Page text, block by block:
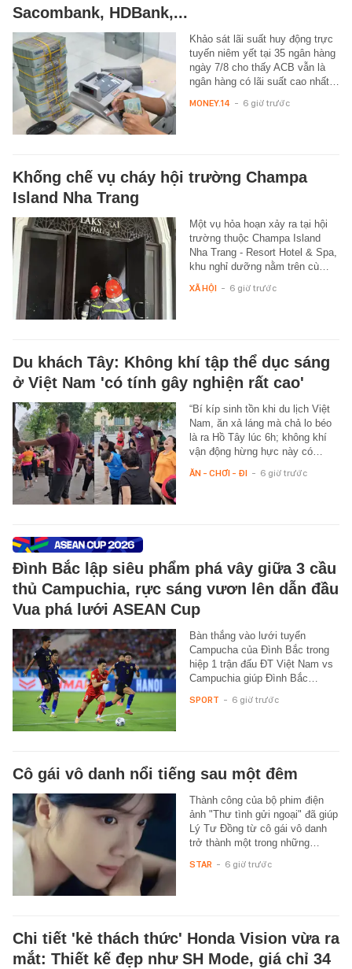
Sacombank, HDBank,...
Khảo sát lãi suất huy động trực
tuyến niêm yết tại 35 ngân hàng
ngày 7/8 cho thấy ACB vẫn là
ngân hàng có lãi suất cao nhất…
MONEY.14 - 6 giờ trước
Khống chế vụ cháy hội trường Champa
Island Nha Trang
Một vụ hỏa hoạn xảy ra tại hội
trường thuộc Champa Island
Nha Trang - Resort Hotel & Spa,
khu nghỉ dưỡng nằm trên cù…
XÃ HỘI - 6 giờ trước
Du khách Tây: Không khí tập thể dục sáng
ở Việt Nam 'có tính gây nghiện rất cao'
“Bí kíp sinh tồn khi du lịch Việt
Nam, ăn xả láng mà chả lo béo
là ra Hồ Tây lúc 6h; không khí
vận động hừng hực này có…
ĂN - CHƠI - ĐI - 6 giờ trước
Đình Bắc lập siêu phẩm phá vây giữa 3 cầu
thủ Campuchia, rực sáng vươn lên dẫn đầu
Vua phá lưới ASEAN Cup
Bàn thắng vào lưới tuyển
Campucha của Đình Bắc trong
hiệp 1 trận đấu ĐT Việt Nam vs
Campuchia giúp Đình Bắc…
SPORT - 6 giờ trước
Cô gái vô danh nổi tiếng sau một đêm
Thành công của bộ phim điện
ảnh "Thư tình gửi ngoại" đã giúp
Lý Tư Đồng từ cô gái vô danh
trở thành một trong những…
STAR - 6 giờ trước
Chi tiết 'kẻ thách thức' Honda Vision vừa ra
mắt: Thiết kế đẹp như SH Mode, giá chỉ 34